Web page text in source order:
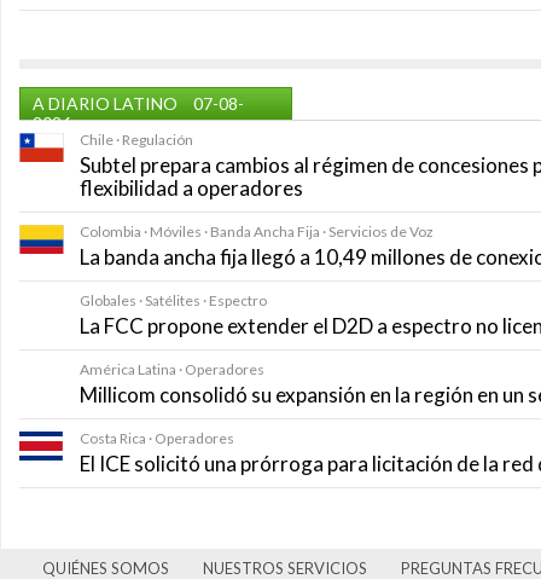
A DIARIO LATINO
07-08-
2026
Chile · Regulación
Subtel prepara cambios al régimen de concesiones
flexibilidad a operadores
Colombia · Móviles · Banda Ancha Fija · Servicios de Voz
La banda ancha fija llegó a 10,49 millones de
Globales · Satélites · Espectro
La FCC propone extender el D2D a espectro no
América Latina · Operadores
Millicom consolidó su expansión en la región en
Costa Rica · Operadores
El ICE solicitó una prórroga para licitación de la
QUIÉNES SOMOS NUESTROS SERVICIOS PREGUNTAS